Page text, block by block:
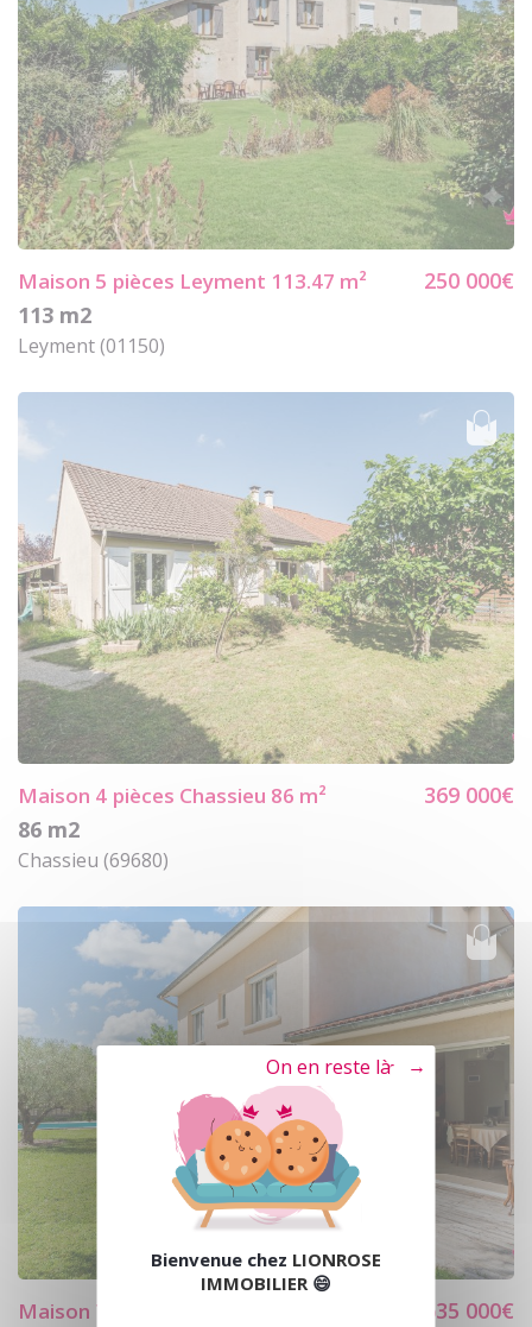
Maison 5 pièces Leyment 113.47 m²
250 000€
113 m2
Leyment (01150)
Maison 4 pièces Chassieu 86 m²
369 000€
86 m2
Chassieu (69680)
Maison 7 635 000€
Bienvenue chez LIONROSE
IMMOBILIER 😄
Tout refuser